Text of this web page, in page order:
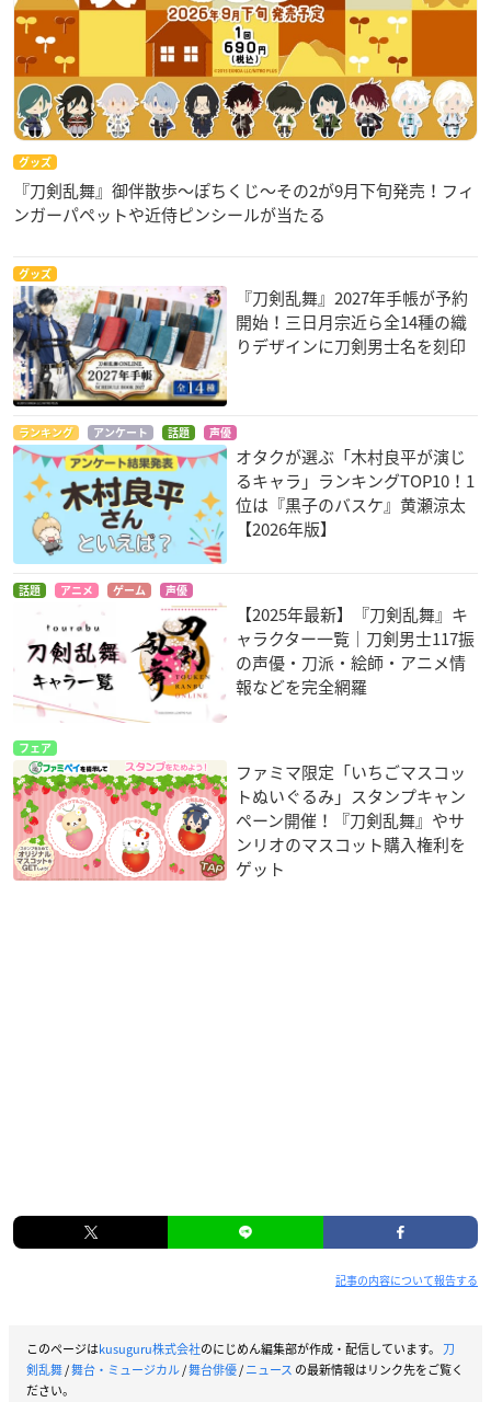
グッズ
『刀剣乱舞』御伴散歩～ぽちくじ～その2が9月下旬発売！フィ
ンガーパペットや近侍ピンシールが当たる
グッズ
『刀剣乱舞』2027年手帳が予約
開始！三日月宗近ら全14種の織
りデザインに刀剣男士名を刻印
ランキング アンケート 話題 声優
オタクが選ぶ「木村良平が演じ
るキャラ」ランキングTOP10！1
位は『黒子のバスケ』黄瀬涼太
【2026年版】
話題 アニメ ゲーム 声優
【2025年最新】『刀剣乱舞』キ
ャラクター一覧｜刀剣男士117振
の声優・刀派・絵師・アニメ情
報などを完全網羅
フェア
ファミマ限定「いちごマスコッ
トぬいぐるみ」スタンプキャン
ペーン開催！『刀剣乱舞』やサ
ンリオのマスコット購入権利を
ゲット
記事の内容について報告する
このページはkusuguru株式会社のにじめん編集部が作成・配信しています。 刀
剣乱舞/舞台・ミュージカル/舞台俳優/ニュース の最新情報はリンク先をご覧く
ださい。